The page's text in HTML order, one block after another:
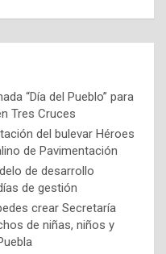
“Día del Pueblo” para
Tres Cruces
del bulevar Héroes
de Pavimentación
de desarrollo
de gestión
crear Secretaría
de niñas, niños y